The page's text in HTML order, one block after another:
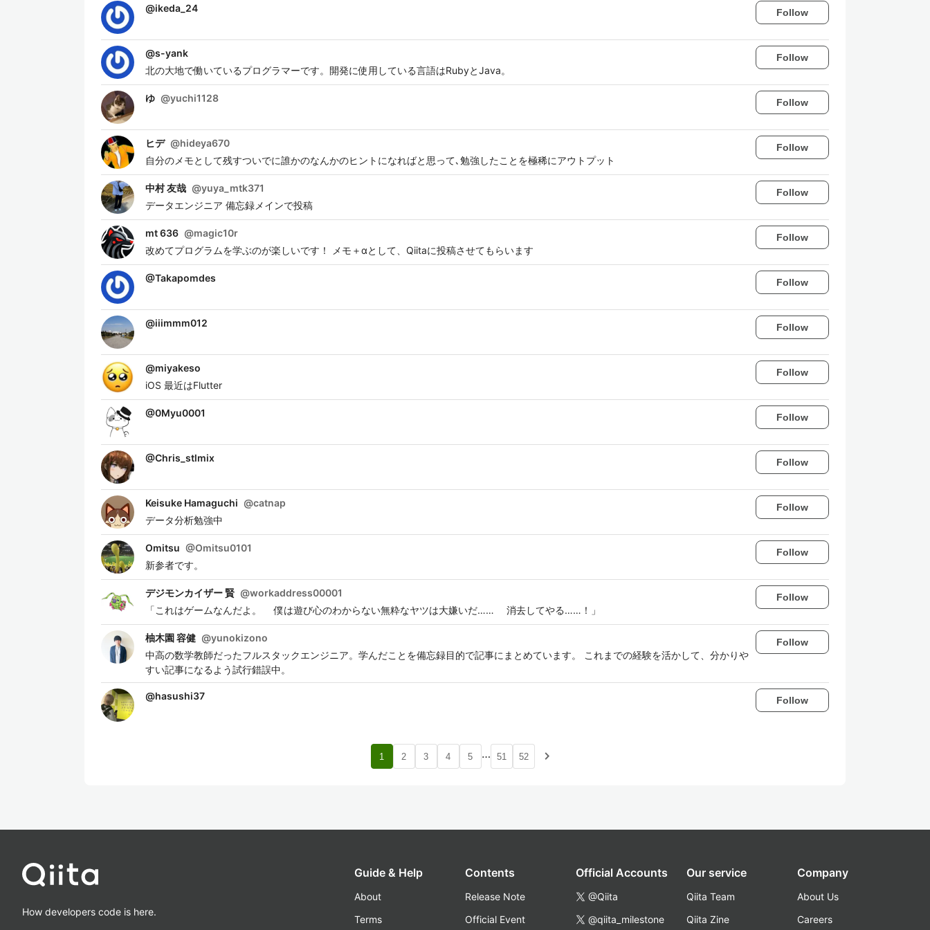
@ikeda_24 Follow
@s-yank
北の大地で働いているプログラマーです。開発に使用している言語はRubyとJava。
Follow
ゆ @yuchi1128 Follow
ヒデ @hideya670
自分のメモとして残すついでに誰かのなんかのヒントになればと思って､勉強したことを極稀にアウトプット
Follow
中村 友哉 @yuya_mtk371
データエンジニア 備忘録メインで投稿
Follow
mt 636 @magic10r
改めてプログラムを学ぶのが楽しいです！ メモ＋αとして、Qiitaに投稿させてもらいます
Follow
@Takapomdes Follow
@iiimmm012 Follow
@miyakeso
iOS 最近はFlutter
Follow
@0Myu0001 Follow
@Chris_stlmix Follow
Keisuke Hamaguchi @catnap
データ分析勉強中
Follow
Omitsu @Omitsu0101
新参者です。
Follow
デジモンカイザー 賢 @workaddress00001
「これはゲームなんだよ。 僕は遊び心のわからない無粋なヤツは大嫌いだ…… 消去してやる……！」
Follow
柚木園 容健 @yunokizono
中高の数学教師だったフルスタックエンジニア。学んだことを備忘録目的で記事にまとめています。 これまでの経験を活かして、分かりや
すい記事になるよう試行錯誤中。
Follow
@hasushi37 Follow
1 2 3 4 5 … 51 52 navigate_next
How developers code is here.
Guide & Help
About
Terms
Contents
Release Note
Official Event
Official Accounts
@Qiita
@qiita_milestone
Our service
Qiita Team
Qiita Zine
Company
About Us
Careers